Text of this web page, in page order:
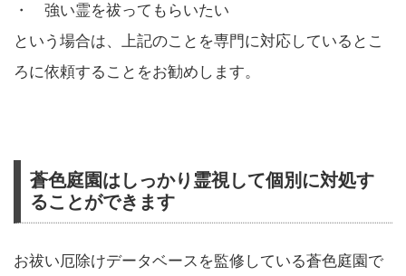
・ 強い霊を祓ってもらいたい
という場合は、上記のことを専門に対応しているとこ
ろに依頼することをお勧めします。
蒼色庭園はしっかり霊視して個別に対処す
ることができます
お祓い厄除けデータベースを監修している蒼色庭園で